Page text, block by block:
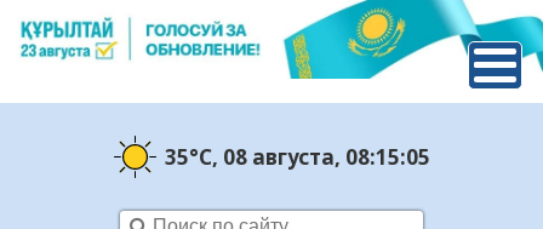
35°C, 08 августа, 08:15:06